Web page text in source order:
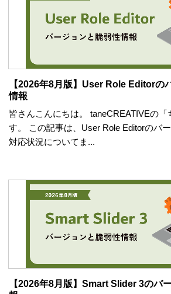
【2026年8月版】User Role Editorの
情報
皆さんこんにちは。 taneCREATIVEの
す。 この記事は、User Role Editorのバ
対応状況についてま...
【2026年8月版】Smart Slider 3のバ